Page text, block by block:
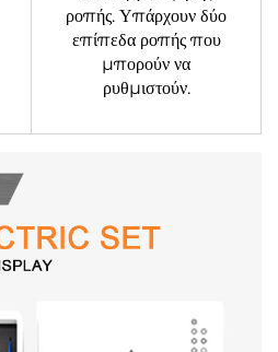
ροπής. Υπάρχουν δύο
επίπεδα ροπής που
μπορούν να
ρυθμιστούν.